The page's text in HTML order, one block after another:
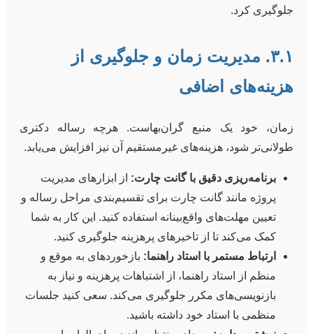
جلوگیری کرد.
۳.۱. مدیریت زمان و جلوگیری از
هزینه‌های اضافی
زمان، خود یک منبع گران‌بهاست. هرچه رساله دکتری
طولانی‌تر شود، هزینه‌های غیرمستقیم آن نیز افزایش می‌یابد.
برنامه‌ریزی دقیق با گانت چارت: از ابزارهای مدیریت
پروژه مانند گانت چارت برای تقسیم‌بندی مراحل رساله و
تعیین مهلت‌های واقع‌بینانه استفاده کنید. این کار به شما
کمک می‌کند تا از تاخیرهای پرهزینه جلوگیری کنید.
ارتباط مستمر با استاد راهنما: بازخوردهای به موقع و
منظم از استاد راهنما، از اشتباهات پرهزینه و نیاز به
بازنویسی‌های مکرر جلوگیری می‌کند. سعی کنید جلسات
منظمی با استاد خود داشته باشید.